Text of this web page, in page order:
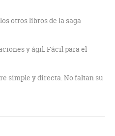
otros libros de la saga
y ágil. Fácil para el
simple y directa. No faltan su